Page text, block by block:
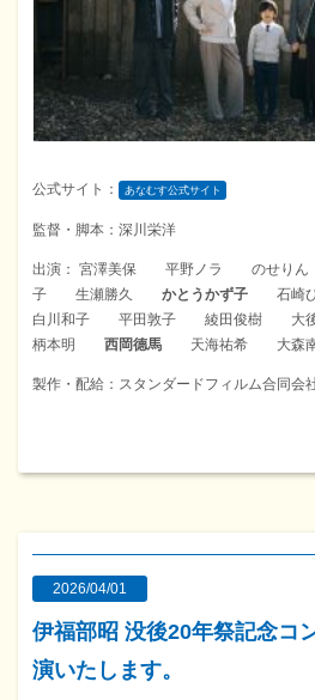
公式サイト： あなむす公式サイト
監督・脚本：深川栄洋
出演： 宮澤美保 平野ノラ のせり
子 生瀬勝久 かとうかず子 石崎
白川和子 平田敦子 綾田俊樹 大
柄本明 西岡德馬 天海祐希 大森
製作・配給：スタンダードフィルム合同会
2026/04/01
伊福部昭 没後20年祭記念コ
演いたします。